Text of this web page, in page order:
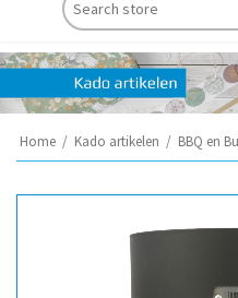
Home / Kado artikelen / BBQ en